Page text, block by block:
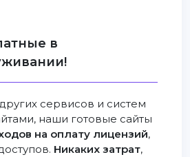
в
сервисов и систем
наши готовые сайты
на оплату лицензий,
Никаких затрат,